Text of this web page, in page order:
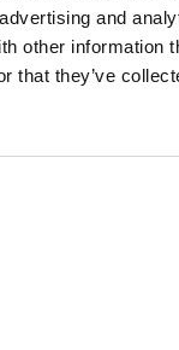
and
other information
that they’ve
catalogo
riservata trovi